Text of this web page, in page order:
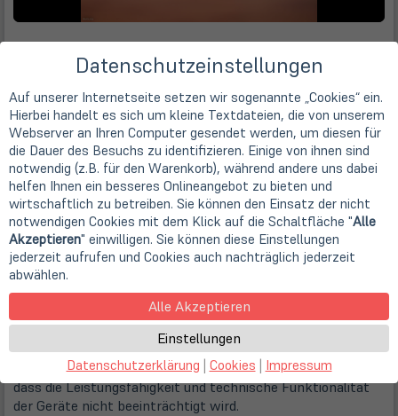
Technische Daten
Manchmal kommen einzelne Geräte mit kleinen optischen
und/oder technischen Mängeln zu uns. Unter dem
Stichwort "StoreDeals" bieten wir diese Ware zu einem
besonders günstigen Preis an. Dieses Storedeal-Angebot
weist folgende Mängel auf:
Gehäusemängel (Stärkere Nutzungsspuren / Kratzer /
leichte Brüche etc.)
Kleine Brüche und Kratzer am Gehäuse sind
Gebrauchsspuren, die bei einigen gebrauchten Geräten
auftreten können. Geräte mit Schönheitsfehlern am
Gehäuse werden von uns überprüft. So wird sichergestellt,
dass die Leistungsfähigkeit und technische Funktionalität
der Geräte nicht beeinträchtigt wird.
Datenschutzeinstellungen
Auf unserer Internetseite setzen wir sogenannte „Cookies“ ein.
Hierbei handelt es sich um kleine Textdateien, die von unserem
Webserver an Ihren Computer gesendet werden, um diesen für
die Dauer des Besuchs zu identifizieren. Einige von ihnen sind
notwendig (z.B. für den Warenkorb), während andere uns dabei
helfen Ihnen ein besseres Onlineangebot zu bieten und
wirtschaftlich zu betreiben. Sie können den Einsatz der nicht
notwendigen Cookies mit dem Klick auf die Schaltfläche "Alle
Akzeptieren" einwilligen. Sie können diese Einstellungen
jederzeit aufrufen und Cookies auch nachträglich jederzeit
abwählen.
Alle Akzeptieren
Einstellungen
Datenschutzerklärung | Cookies | Impressum